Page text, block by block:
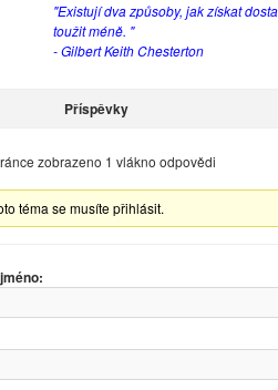
"Existují dva způsoby, jak získat
toužit méně. "
- Gilbert Keith Chesterton
Příspěvky
zobrazeno 1 vlákno odpovědi
téma se musíte přihlásit.